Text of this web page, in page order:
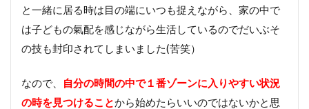
と一緒に居る時は目の端にいつも捉えながら、家の中で
は子どもの氣配を感じながら生活しているのでだいぶそ
の技も封印されてしまいました(苦笑）
なので、
自分の時間の中で１番ゾーンに入りやすい状況
の時を見つけることから始めたらいいのではないかと思